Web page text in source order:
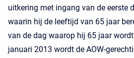
uitkering met ingang van de eerste
waarin hij de leeftijd van 65 jaar
van de dag waarop hij 65 jaar
januari 2013 wordt de AOW-